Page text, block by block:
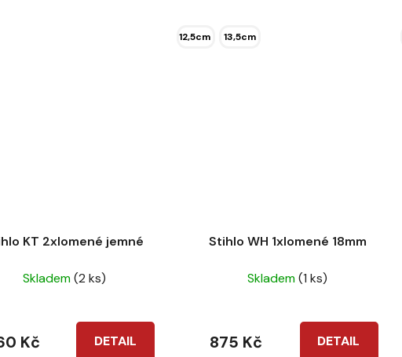
12,5cm 13,5cm
KT 2xlomené jemné
Skladem(2 ks)
DETAIL
Kč
Stihlo WH 1xlomené 18mm
Skladem(1 ks)
DETAIL
875 Kč